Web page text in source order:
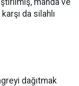
manda ve
da silahlı
dağıtmak